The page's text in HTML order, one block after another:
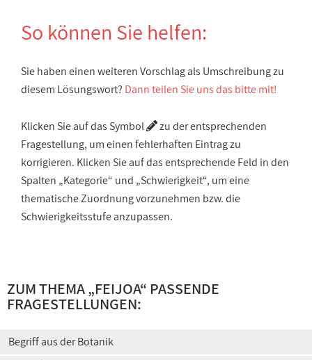
So können Sie helfen:
Sie haben einen weiteren Vorschlag als Umschreibung zu
diesem Lösungswort? Dann teilen Sie uns das bitte mit!
Klicken Sie auf das Symbol
zu der entsprechenden
Fragestellung, um einen fehlerhaften Eintrag zu
korrigieren. Klicken Sie auf das entsprechende Feld in den
Spalten „Kategorie“ und „Schwierigkeit“, um eine
thematische Zuordnung vorzunehmen bzw. die
Schwierigkeitsstufe anzupassen.
ZUM THEMA „FEIJOA“ PASSENDE
FRAGESTELLUNGEN:
Begriff aus der Botanik